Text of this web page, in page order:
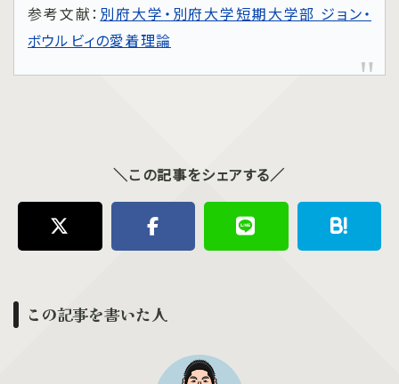
参考文献： 別府大学・別府大学短期大学部 ジョン・
ボウルビィの愛着理論
＼この記事をシェアする／
この記事を書いた人